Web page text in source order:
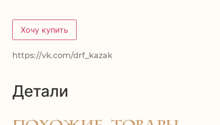
Хочу купить
https://vk.com/drf_kazak
Детали